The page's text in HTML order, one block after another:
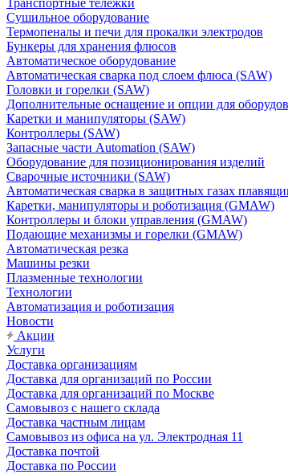
Транспортные тележки
Сушильное оборудование
Термопеналы и печи для прокалки электродов
Бункеры для хранения флюсов
Автоматическое оборудование
Автоматическая сварка под слоем флюса (SAW)
Головки и горелки (SAW)
Дополнительные оснащение и опции для
Каретки и манипуляторы (SAW)
Контроллеры (SAW)
Запасные части Automation (SAW)
Оборудование для позиционирования изделий
Сварочные источники (SAW)
Автоматическая сварка в защитных газах
Каретки, манипуляторы и роботизация (GMAW)
Контроллеры и блоки управления (GMAW)
Подающие механизмы и горелки (GMAW)
Автоматическая резка
Машины резки
Плазменные технологии
Технологии
Автоматизация и роботизация
Новости
Акции
Услуги
Доставка организациям
Доставка для организаций по России
Доставка для организаций по Москве
Самовывоз с нашего склада
Доставка частным лицам
Самовывоз из офиса на ул. Электродная 11
Доставка почтой
Доставка по России